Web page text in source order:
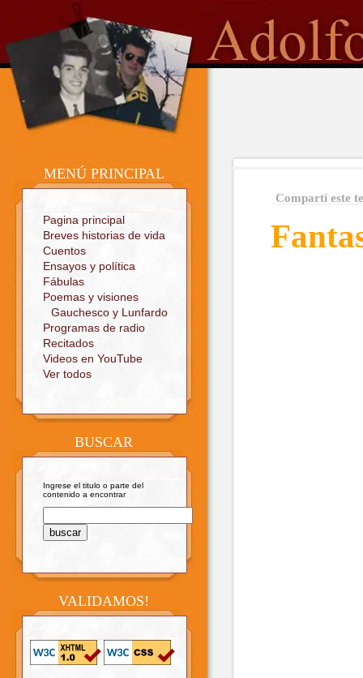
Sitio oficial
MENÚ PRINCIPAL
Pagina principal
Breves historias de vida
Cuentos
Ensayos y política
Fábulas
Poemas y visiones
Gauchesco y Lunfardo
Programas de radio
Recitados
Videos en YouTube
Ver todos
BUSCAR
Ingrese el titulo o parte del
contenido a encontrar
VALIDAMOS!
Compartí este